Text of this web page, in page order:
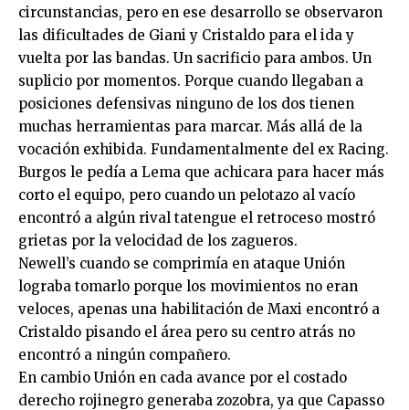
circunstancias, pero en ese desarrollo se observaron
las dificultades de Giani y Cristaldo para el ida y
vuelta por las bandas. Un sacrificio para ambos. Un
suplicio por momentos. Porque cuando llegaban a
posiciones defensivas ninguno de los dos tienen
muchas herramientas para marcar. Más allá de la
vocación exhibida. Fundamentalmente del ex Racing.
Burgos le pedía a Lema que achicara para hacer más
corto el equipo, pero cuando un pelotazo al vacío
encontró a algún rival tatengue el retroceso mostró
grietas por la velocidad de los zagueros.
Newell’s cuando se comprimía en ataque Unión
lograba tomarlo porque los movimientos no eran
veloces, apenas una habilitación de Maxi encontró a
Cristaldo pisando el área pero su centro atrás no
encontró a ningún compañero.
En cambio Unión en cada avance por el costado
derecho rojinegro generaba zozobra, ya que Capasso